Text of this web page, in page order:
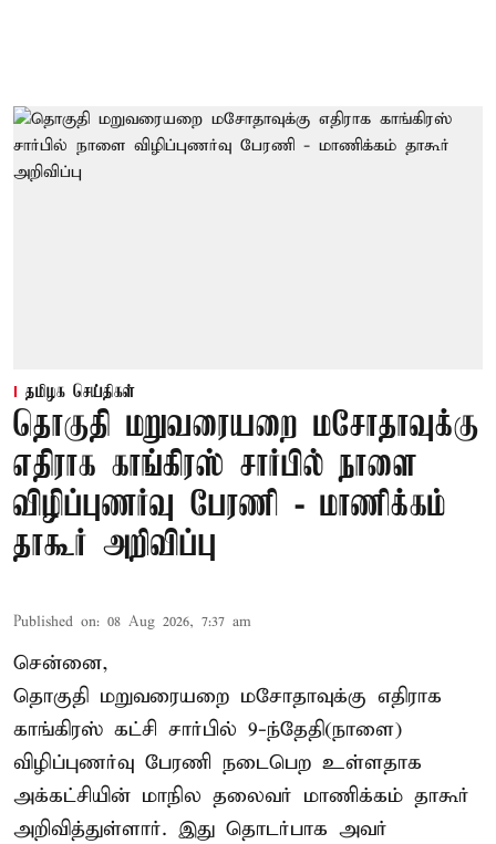
தமிழக செய்திகள்
தொகுதி மறுவரையறை மசோதாவுக்கு
எதிராக காங்கிரஸ் சார்பில் நாளை
விழிப்புணர்வு பேரணி - மாணிக்கம்
தாகூர் அறிவிப்பு
Published on: 08 Aug 2026, 7:37 am
சென்னை,
தொகுதி மறுவரையறை மசோதாவுக்கு எதிராக
காங்கிரஸ் கட்சி சார்பில் 9-ந்தேதி(நாளை)
விழிப்புணர்வு பேரணி நடைபெற உள்ளதாக
அக்கட்சியின் மாநில தலைவர் மாணிக்கம் தாகூர்
அறிவித்துள்ளார். இது தொடர்பாக அவர்